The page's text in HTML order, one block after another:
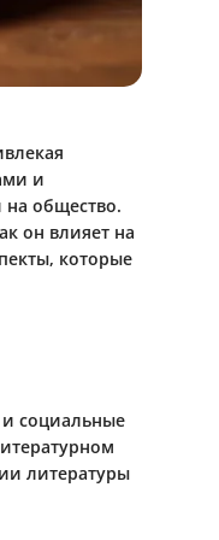
и
общество.
он влияет на
которые
социальные
литературы